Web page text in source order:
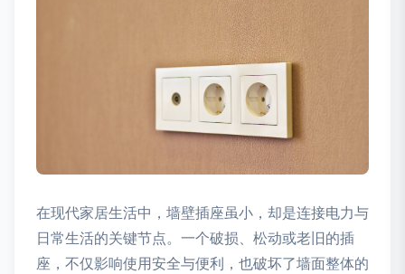
在现代家居生活中，墙壁插座虽小，却是连接电力与
日常生活的关键节点。一个破损、松动或老旧的插
座，不仅影响使用安全与便利，也破坏了墙面整体的